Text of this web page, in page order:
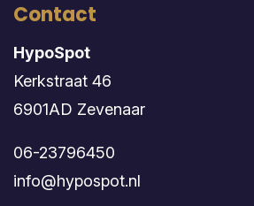
Contact
HypoSpot
Kerkstraat 46
6901AD Zevenaar
06-23796450
info@hypospot.nl